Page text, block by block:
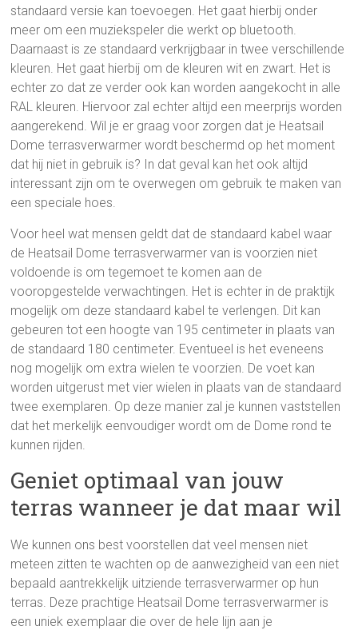
standaard versie kan toevoegen. Het gaat hierbij onder
meer om een muziekspeler die werkt op bluetooth.
Daarnaast is ze standaard verkrijgbaar in twee verschillende
kleuren. Het gaat hierbij om de kleuren wit en zwart. Het is
echter zo dat ze verder ook kan worden aangekocht in alle
RAL kleuren. Hiervoor zal echter altijd een meerprijs worden
aangerekend. Wil je er graag voor zorgen dat je Heatsail
Dome terrasverwarmer wordt beschermd op het moment
dat hij niet in gebruik is? In dat geval kan het ook altijd
interessant zijn om te overwegen om gebruik te maken van
een speciale hoes.
Voor heel wat mensen geldt dat de standaard kabel waar
de Heatsail Dome terrasverwarmer van is voorzien niet
voldoende is om tegemoet te komen aan de
vooropgestelde verwachtingen. Het is echter in de praktijk
mogelijk om deze standaard kabel te verlengen. Dit kan
gebeuren tot een hoogte van 195 centimeter in plaats van
de standaard 180 centimeter. Eventueel is het eveneens
nog mogelijk om extra wielen te voorzien. De voet kan
worden uitgerust met vier wielen in plaats van de standaard
twee exemplaren. Op deze manier zal je kunnen vaststellen
dat het merkelijk eenvoudiger wordt om de Dome rond te
kunnen rijden.
Geniet optimaal van jouw
terras wanneer je dat maar wil
We kunnen ons best voorstellen dat veel mensen niet
meteen zitten te wachten op de aanwezigheid van een niet
bepaald aantrekkelijk uitziende terrasverwarmer op hun
terras. Deze prachtige Heatsail Dome terrasverwarmer is
een uniek exemplaar die over de hele lijn aan je